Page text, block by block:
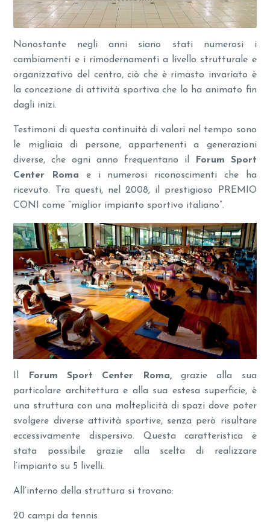
Nonostante negli anni siano stati numerosi i
cambiamenti e i rimodernamenti a livello strutturale e
organizzativo del centro, ciò che è rimasto invariato è
la concezione di attività sportiva che lo ha animato fin
dagli inizi.
Testimoni di questa continuità di valori nel tempo sono
le migliaia di persone, appartenenti a generazioni
diverse, che ogni anno frequentano il
Forum Sport
Center Roma e i numerosi riconoscimenti che ha
ricevuto. Tra questi, nel 2008, il prestigioso PREMIO
CONI come “miglior impianto sportivo italiano”.
Il Forum Sport Center Roma,grazie alla sua
particolare architettura e alla sua estesa superficie, è
una struttura con una molteplicità di spazi dove poter
svolgere diverse attività sportive, senza però risultare
eccessivamente dispersivo. Questa caratteristica è
stata possibile grazie alla scelta di realizzare
l’impianto su 5 livelli.
All’interno della struttura si trovano:
20 campi da tennis